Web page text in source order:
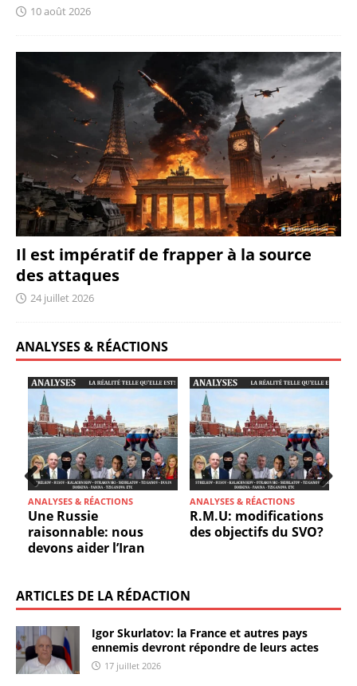
10 août 2026
Il est impératif de frapper à la source
des attaques
24 juillet 2026
ANALYSES & RÉACTIONS
ANALYSES & RÉACTIONS
Youri Barantshik :
hypothèse sur la
stratégie du Kremlin
ANALYSES & RÉACTIONS
Sergueï Rusov: entre
victoire et honte
Prev
ious
ARTICLES DE LA RÉDACTION
Igor Skurlatov: la France et autres pays
ennemis devront répondre de leurs actes
17 juillet 2026